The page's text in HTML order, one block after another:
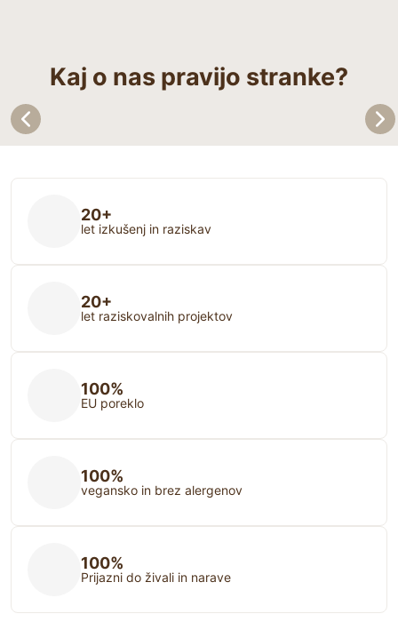
Kaj o nas pravijo stranke?
20+
let izkušenj in raziskav
20+
let raziskovalnih projektov
100%
EU poreklo
100%
vegansko in brez alergenov
100%
Prijazni do živali in narave